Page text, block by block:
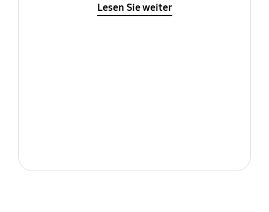
Lesen Sie weiter